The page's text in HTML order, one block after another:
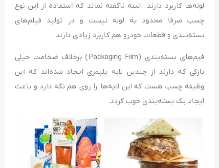
لوله‌ها کاربرد دارند. البته ناگفته نماند که استفاده از این نوع
چسب صرفا محدود به لوله نیست و در تولید فیلم‌های
بسته‌بندی و قطعات خودرو هم کاربرد زیادی دارند.
فیم‌های بسته‌بندی (Packaging Film) برخلاف ضخامت خیلی
نازکی که دارند از چندین لایه پلیمری ایجاد شده‌اند که این
وظیفه چسب هست که این لایه‌ها را روی هم نگه دارد و باعث
ایجاد یک بسته‌بندی خوب گردد.